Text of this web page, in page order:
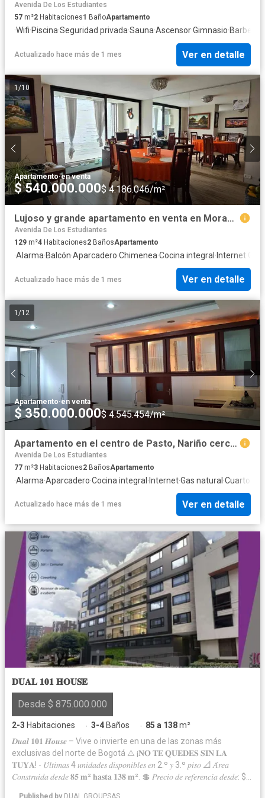
Avenida De Los Estudiantes
57 m²2 Habitaciones1 BañoApartamento
·Wifi·Piscina·Seguridad privada·Sauna·Ascensor·Gimnasio·Barbecue
Actualizado hace más de 1 mes Ver en detalle
1 /10
Apartamento·en venta
$ 540.000.000$ 4.186.046/m²
Lujoso y grande apartamento en venta en Morasurco, ( zona de Pasto, Nariño)
Avenida De Los Estudiantes
129 m²4 Habitaciones2 BañosApartamento
·Alarma·Balcón·Aparcadero·Chimenea·Cocina integral · Internet·
Actualizado hace más de 1 mes Ver en detalle
1 /12
Apartamento·en venta
$ 350.000.000$ 4.545.454/m²
Apartamento en el centro de Pasto, Nariño cerca a la plaza de Nariño
Avenida De Los Estudiantes
77 m²3 Habitaciones2 BañosApartamento
·Alarma·Aparcadero·Cocina integral·Internet·Gas natural·Cuarto de
Actualizado hace más de 1 mes Ver en detalle
𝐃𝐔𝐀𝐋 𝟏𝟎𝟏 𝐇𝐎𝐔𝐒𝐄
Desde $ 875.000.000
2-3 Habitaciones · 3-4 Baños · 85 a 138m²
𝑫𝒖𝒂𝒍 𝟏𝟎𝟏 𝑯𝒐𝒖𝒔𝒆 – Vive o invierte en una de las zonas más
exclusivas del norte de Bogotá ⚠️ ¡𝐍𝐎 𝐓𝐄 𝐐𝐔𝐄𝐃𝐄𝐒 𝐒𝐈𝐍 𝐋𝐀
𝐓𝐔𝐘𝐀! - 𝑈́𝑙𝑡𝑖𝑚𝑎𝑠 4 𝑢𝑛𝑖𝑑𝑎𝑑𝑒𝑠 𝑑𝑖𝑠𝑝𝑜𝑛𝑖𝑏𝑙𝑒𝑠 𝑒𝑛 2.º 𝑦 3.º 𝑝𝑖𝑠𝑜 📐 𝐴́𝑟𝑒𝑎
𝐶𝑜𝑛𝑠𝑡𝑟𝑢𝑖𝑑𝑎 𝑑𝑒𝑠𝑑𝑒 𝟖𝟓 𝐦² 𝐡𝐚𝐬𝐭𝐚 𝟏𝟑𝟖 𝐦². 💲 𝑃𝑟𝑒𝑐𝑖𝑜 𝑑𝑒 𝑟𝑒𝑓𝑒𝑟𝑒𝑛𝑐𝑖𝑎 𝑑𝑒𝑠𝑑𝑒: $